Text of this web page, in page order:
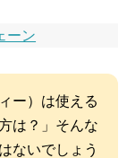
ーン
ー）は使える
は？」そんな
ないでしょう